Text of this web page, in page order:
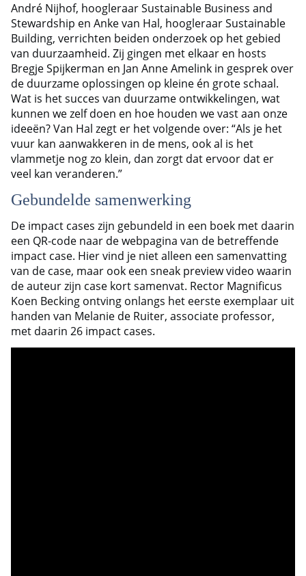
André Nijhof, hoogleraar Sustainable Business and
Stewardship en Anke van Hal, hoogleraar Sustainable
Building, verrichten beiden onderzoek op het gebied
van duurzaamheid. Zij gingen met elkaar en hosts
Bregje Spijkerman en Jan Anne Amelink in gesprek over
de duurzame oplossingen op kleine én grote schaal.
Wat is het succes van duurzame ontwikkelingen, wat
kunnen we zelf doen en hoe houden we vast aan onze
ideeën? Van Hal zegt er het volgende over: “Als je het
vuur kan aanwakkeren in de mens, ook al is het
vlammetje nog zo klein, dan zorgt dat ervoor dat er
veel kan veranderen.”
Gebundelde samenwerking
De impact cases zijn gebundeld in een boek met daarin
een QR-code naar de webpagina van de betreffende
impact case. Hier vind je niet alleen een samenvatting
van de case, maar ook een sneak preview video waarin
de auteur zijn case kort samenvat. Rector Magnificus
Koen Becking ontving onlangs het eerste exemplaar uit
handen van Melanie de Ruiter, associate professor,
met daarin 26 impact cases.